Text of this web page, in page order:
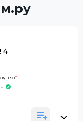
4
*